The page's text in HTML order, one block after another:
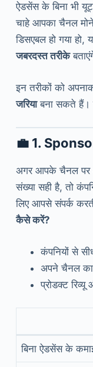
ऐडसेंस के बिना भी
चाहे आपका चैनल
डिसएबल हो गया
जबरदस्त तरीके
इन तरीकों को
जरियाबना सकते हैं।
💼 1.
अगर आपके चैनल पर
संख्या सही है, तो
लिए आपसे संपर्क
कैसे करें?
कंपनियों से
अपने चैनल का
प्रोडक्ट रिव्यू
बिना ऐडसेंस के